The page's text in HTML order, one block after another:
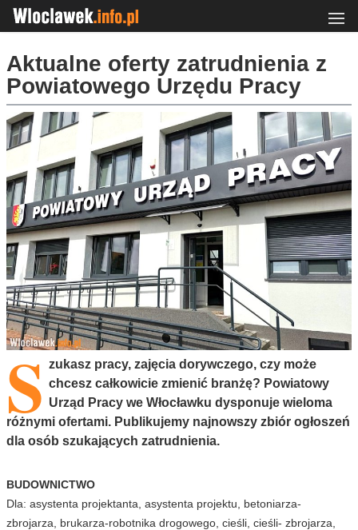
Aktualne oferty zatrudnienia z
Powiatowego Urzędu Pracy
S zukasz pracy, zajęcia dorywczego, czy może
chcesz całkowicie zmienić branżę? Powiatowy
Urząd Pracy we Włocławku dysponuje wieloma
różnymi ofertami. Publikujemy najnowszy zbiór ogłoszeń
dla osób szukających zatrudnienia.
BUDOWNICTWO
Dla: asystenta projektanta, asystenta projektu, betoniarza-
zbrojarza, brukarza-robotnika drogowego, cieśli, cieśli- zbrojarza,